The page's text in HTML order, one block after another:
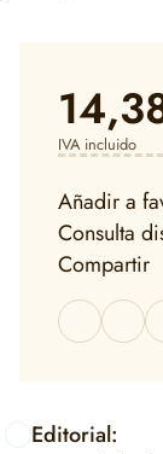
Editorial:
IVA incluido
Añadir a
Consulta
Compartir